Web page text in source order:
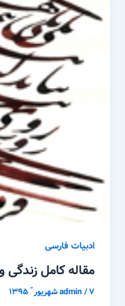
ادبیات فارسی
مقاله کامل زندگی
admin/۷ شهریور ّ ۱۳۹۵